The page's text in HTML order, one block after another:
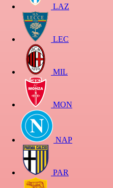
LAZ
LEC
MIL
MON
NAP
PAR